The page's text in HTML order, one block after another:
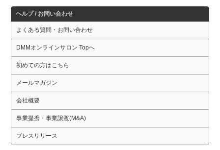
ヘルプ / お問い合わせ
よくある質問・お問い合わせ
DMMオンラインサロン Topへ
初めての方はこちら
メールマガジン
会社概要
事業提携・事業譲渡(M&A)
プレスリリース